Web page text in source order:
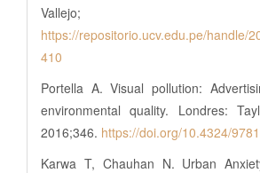
Vallejo;
https://repositorio.ucv.edu.pe/handle/
410
Portella A. Visual pollution:
environmental quality. Londres:
2016;346. https://doi.org/10.4324/
Karwa T, Chauhan N. Urban